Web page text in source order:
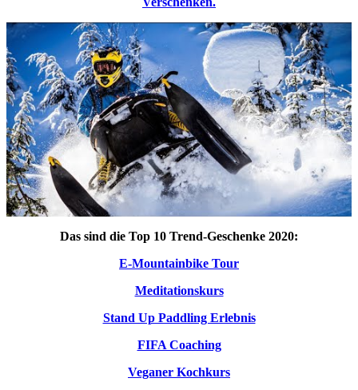
Das sind die Top 10 Trend-Geschenke 2020:
E-Mountainbike Tour
Meditationskurs
Stand Up Paddling Erlebnis
FIFA Coaching
Veganer Kochkurs